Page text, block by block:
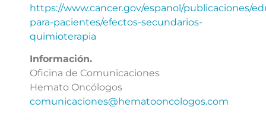
https://www.cancer.gov/espanol/publicaciones/
para-pacientes/efectos-secundarios-
quimioterapia
Información.
Oficina de Comunicaciones
Hemato Oncólogos
comunicaciones@hematooncologos.com